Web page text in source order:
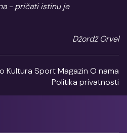
- pričati istinu je
Džordž Orvel
Kultura SportMagazin O nama
Politika privatnosti